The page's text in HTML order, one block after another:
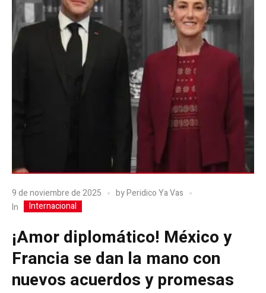
9 de noviembre de 2025 byPeridico Ya Vas
In
Internacional
¡Amor diplomático! México y
Francia se dan la mano con
nuevos acuerdos y promesas